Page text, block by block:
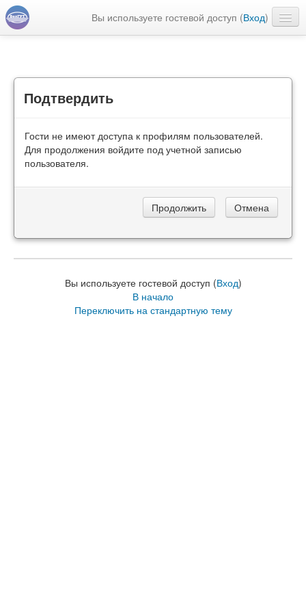
Вы используете гостевой доступ (Вход)
Подтвердить
Гости не имеют доступа к профилям пользователей.
Для продолжения войдите под учетной записью
пользователя.
Вы используете гостевой доступ (Вход)
В начало
Переключить на стандартную тему